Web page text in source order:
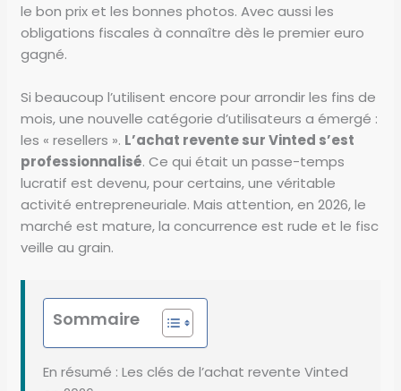
le bon prix et les bonnes photos. Avec aussi les
obligations fiscales à connaître dès le premier euro
gagné.
Si beaucoup l’utilisent encore pour arrondir les fins de
mois, une nouvelle catégorie d’utilisateurs a émergé :
les « resellers ». L’achat revente sur Vinted s’est
professionnalisé. Ce qui était un passe-temps
lucratif est devenu, pour certains, une véritable
activité entrepreneuriale. Mais attention, en 2026, le
marché est mature, la concurrence est rude et le fisc
veille au grain.
Sommaire
En résumé : Les clés de l’achat revente Vinted